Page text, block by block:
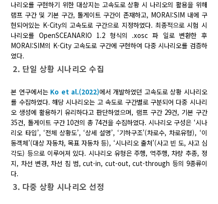
나리오를 구현하기 위한 대상지는 고속도로 상황 시 나리오의 활용을 위해
램프 구간 및 기본 구간, 톨게이트 구간이 존재하고, MORAI:SIM 내에 구
현되어있는 K-City의 고속도로 구간으로 지정하였다. 최종적으로 시험 시
나리오를 OpenSCEANARIO 1.2 형식의 .xosc 파 일로 변환한 후
MORAI:SIM의 K-City 고속도로 구간에 구현하여 다중 시나리오를 검증하
였다.
2. 단일 상황 시나리오 수집
본 연구에서는 Ko et al.(2022)에서 개발하였던 고속도로 상황 시나리오
를 수집하였다. 해당 시나리오는 고 속도로 구간별로 구분되어 다중 시나리
오 생성에 활용하기 유리하다고 판단하였으며, 램프 구간 29건, 기본 구간
35건, 톨게이트 구간 10건의 총 74건을 수집하였다. 시나리오 구성은 ‘시나
리오 타입’, ‘전체 상황도’, ‘상세 설명’, ‘기하구조’(차로수, 차로유형), ‘이
동객체’(대상 자동차, 목표 자동차 등), ‘시나리오 출처’(사고 빈 도, 사고 심
각도) 등으로 이루어져 있다. 시나리오 유형은 주행, 역주행, 차량 추종, 정
지, 차선 변경, 차선 침 범, cut-in, cut-out, cut-through 등의 9종류이
다.
3. 다중 상황 시나리오 선정